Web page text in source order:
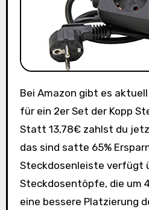
Bei Amazon gibt es aktuell ein tolles Angebot
für ein 2er Set der Kopp
Statt 13,78€ zahlst du
das sind satte 65%
Steckdosenleiste verfügt
Steckdosentöpfe, die um
eine bessere Platzierung